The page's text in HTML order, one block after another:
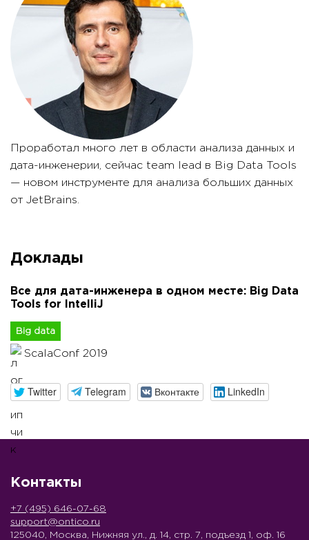
Проработал много лет в области анализа данных и
дата-инженерии, сейчас team lead в Big Data Tools
— новом инструменте для анализа больших данных
от JetBrains.
Доклады
Все для дата-инженера в одном месте: Big Data
Tools for IntelliJ
Big data
ScalaConf 2019
Twitter Telegram Вконтакте LinkedIn
Контакты
+7 (495) 646-07-68
support@ontico.ru
125040, Москва, Нижняя ул., д. 14, стр. 7, подъезд 1, оф. 16